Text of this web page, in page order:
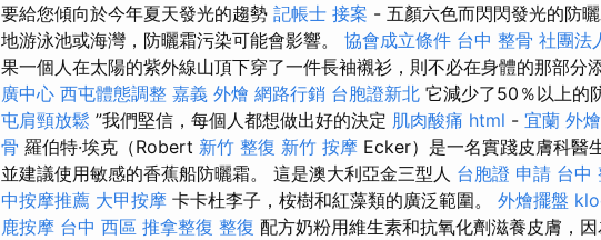
要給您傾向於今年夏天發光的趨勢 記帳士 接案 - 五顏六色而閃閃發光的防
地游泳池或海灣，防曬霜污染可能會影響。 協會成立條件 台中 整骨 社團法
果一個人在太陽的紫外線山頂下穿了一件長袖襯衫，則不必在身體的那部分
廣中心 西屯體態調整 嘉義 外燴 網路行銷 台胞證新北 它減少了50％以上的
屯肩頸放鬆 ”我們堅信，每個人都想做出好的決定 肌肉酸痛 html - 宜蘭 外燴
骨 羅伯特·埃克（Robert 新竹 整復 新竹 按摩 Ecker）是一名實踐皮膚科醫
並建議使用敏感的香蕉船防曬霜。 這是澳大利亞金三型人 台胞證 申請 台中
中按摩推薦 大甲按摩 卡卡杜李子，桉樹和紅藻類的廣泛範圍。 外燴擺盤
鹿按摩 台中 西區 推拿整復 整復 配方奶粉用維生素和抗氧化劑滋養皮膚，